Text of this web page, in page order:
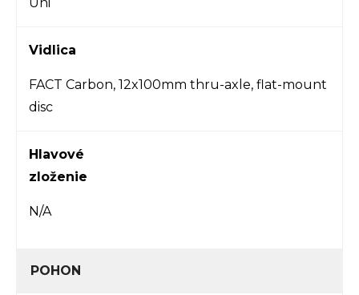
Vidlica
FACT Carbon, 12x100mm thru-axle, flat-mount
disc
Hlavové
zloženie
N/A
POHON